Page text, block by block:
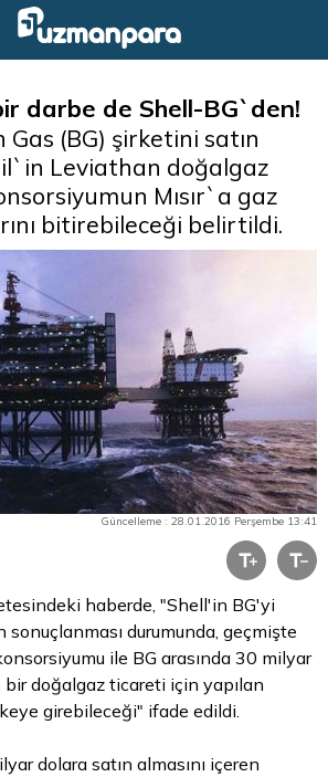
darbe de Shell-BG`den!
(BG) şirketini satın
Leviathan doğalgaz
Mısır`a gaz
bitirebileceği belirtildi.
Güncelleme : 28.01.2016 Perşembe 13:41
haberde, "Shell'in BG'yi
sonuçlanması durumunda, geçmişte
ile BG arasında 30 milyar
doğalgaz ticareti için yapılan
girebileceği" ifade edildi.
dolara satın almasını içeren